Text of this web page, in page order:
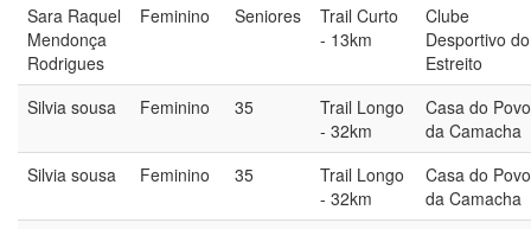
Sara Raquel
Mendonça
Rodrigues
Feminino Seniores
Trail Curto
- 13km
Clube
Desportivo do
Estreito
Silvia sousa
Feminino 35
Trail Longo
- 32km
Casa do Povo
da Camacha
Silvia sousa
Feminino 35
Trail Longo
- 32km
Casa do Povo
da Camacha